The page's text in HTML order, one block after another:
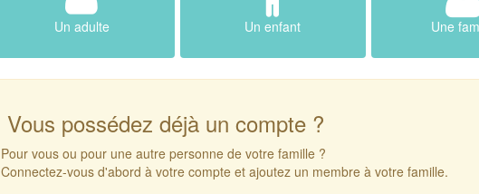
Un adulte Un enfant Une
Vous possédez déjà un compte ?
Pour vous ou pour une autre personne de votre famille ?
Connectez-vous d'abord à votre compte et ajoutez un membre à votre famille.